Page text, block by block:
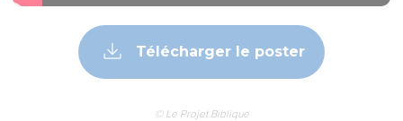
Télécharger le poster
© Le Projet Biblique